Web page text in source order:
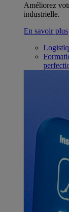
Améliorez
industrielle.
En savoir plus